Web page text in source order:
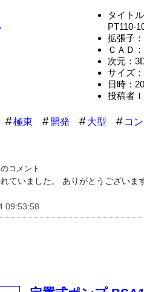
タイト
PT110-
拡張子
ＣＡＤ
次元：
サイズ
日時：
投稿者Ｉ
極東 開発 大型 コ
コメント
ていました。 ありがとうございます
09:53:58